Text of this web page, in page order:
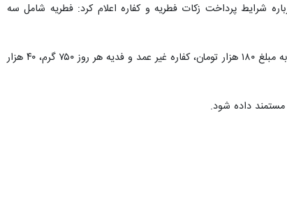
شرایط پرداخت زکات فطریه و کفاره اعلام کرد: فطریه شامل سه
این گزارش می‌افزاید: براساس محاسبات صورت‌ گرفته میزان زکات فطره از قوت غالب که گندم باشد برای هر نفر سه کیلوگرم به مبلغ ۱۸۰ هزار تومان، کفاره غیر عمد و فدیه هر روز ۷۵۰ گرم، ۴۰ هزار
داده شود.